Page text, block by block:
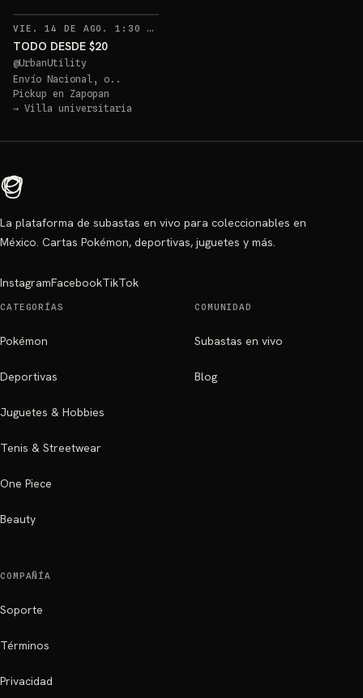
VIE. 14 DE AGO. 1:30 AM
TODO DESDE $20
@UrbanUtility
Envío Nacional, o..
Pickup en Zapopan
→ Villa universitaria
La plataforma de subastas en vivo para coleccionables en
México. Cartas Pokémon, deportivas, juguetes y más.
InstagramFacebookTikTok
CATEGORÍAS
Pokémon
Deportivas
Juguetes & Hobbies
Tenis & Streetwear
One Piece
Beauty
COMUNIDAD
Subastas en vivo
Blog
COMPAÑÍA
Soporte
Términos
Privacidad